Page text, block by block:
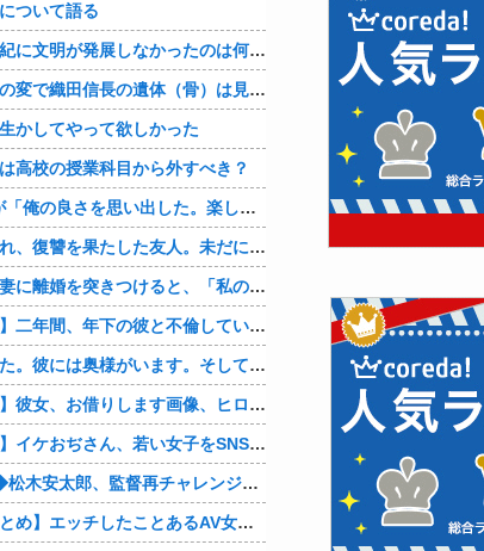
ついて語る
３～１５世紀に文明が発展しなかったのは何故か？
なぜ本能寺の変で織田信長の遺体（骨）は見つからなかったのか
かしてやって欲しかった
高校の授業科目から外すべき？
【1/3】嫁が「俺の良さを思い出した。楽しかった思い出が忘れられないから間男の申し出を断った。お互い歩み寄ってやり直そう。」と手を握ってくる。どうやら間男に捨てられたようだｗ
嫁に浮気され、復讐を果たした友人。未だに再婚していない。「裏切られるくらいなら、最初からしないほうがマシだ」それ聞いて、なんか泣けちまった…
浮気してた妻に離婚を突きつけると、「私の人生はどうなるのよぉ！」とｗ これが妻の最後のセリフだったとさｗｗ
【自業自得】二年間、年下の彼と不倫していましたが、結局は騙されていて彼はお金だけが目的でした。結局主人にもバレて家を追い出されました。彼に復讐したいです。
妊娠しました。彼には奥様がいます。そして私にも夫がいます。彼と一緒になりたかった… 今は何も無かった顔をして生きています。せっかく授かった初めての子供を杀殳しておきながら
【二次エロ】彼女、お借りします画像、ヒロイン全員かわいすぎる件ｗ
【ハゲ速報】イケおぢさん、若い女子をSNSで募集した結果（画像あり）
◆Jリーグ◆松木安太郎、監督再チャレンジに意欲「一応ライセンスも持っているので」 ヴェルディ川崎の監督時代には2連覇を達成
【エロ板まとめ】エッチしたことあるAV女優教えろ